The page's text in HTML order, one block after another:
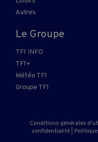
Autres
Le Groupe
TF1 INFO
TF1+
Météo TF1
Groupe TF1
Conditions générales
confidentialité